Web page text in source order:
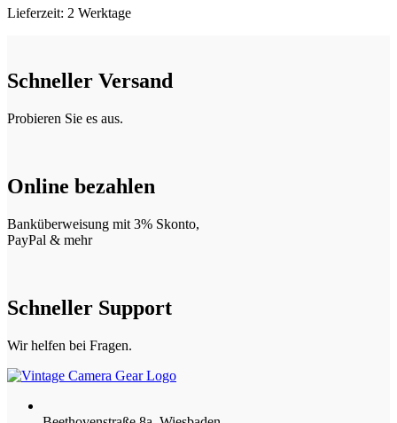
Lieferzeit: 2 Werktage
Schneller Versand
Probieren Sie es aus.
Online bezahlen
Banküberweisung mit 3% Skonto,
PayPal & mehr
Schneller Support
Wir helfen bei Fragen.